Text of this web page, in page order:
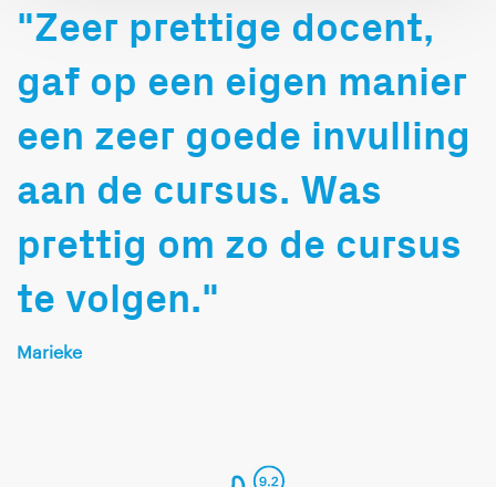
collega’s in het
werkveld. In mijn vrije
tijd speel ik graag
complexe bordspellen.
training te ontvangen!
"Zeer prettige docent,
gaf op een eigen manier
een zeer goede invulling
aan de cursus. Was
prettig om zo de cursus
te volgen."
Marieke